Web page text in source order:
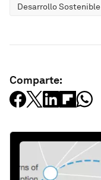
Desarrollo Sostenible
Comparte: